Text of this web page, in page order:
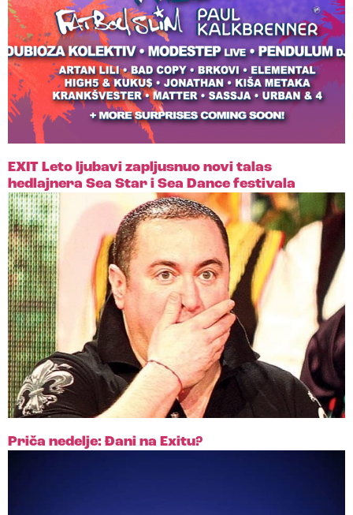
EXIT Leto ljubavi zapljusnuo novi talas
hedlajnera Sea Star i Sea Dance festivala
Priča nedelje: Đani na Exitu?